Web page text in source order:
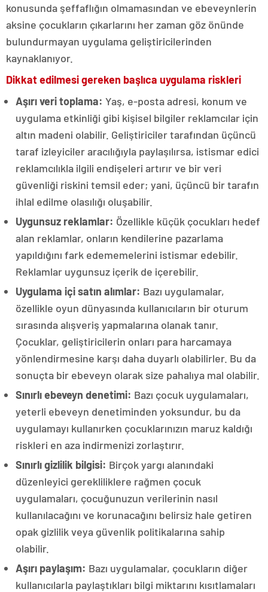
konusunda şeffaflığın olmamasından ve ebeveynlerin
aksine çocukların çıkarlarını her zaman göz önünde
bulundurmayan uygulama geliştiricilerinden
kaynaklanıyor.
Dikkat edilmesi gereken başlıca uygulama riskleri
Aşırı veri toplama: Yaş, e-posta adresi, konum ve
uygulama etkinliği gibi kişisel bilgiler reklamcılar için
altın madeni olabilir. Geliştiriciler tarafından üçüncü
taraf izleyiciler aracılığıyla paylaşılırsa, istismar edici
reklamcılıkla ilgili endişeleri artırır ve bir veri
güvenliği riskini temsil eder; yani, üçüncü bir tarafın
ihlal edilme olasılığı oluşabilir.
Uygunsuz reklamlar: Özellikle küçük çocukları hedef
alan reklamlar, onların kendilerine pazarlama
yapıldığını fark edememelerini istismar edebilir.
Reklamlar uygunsuz içerik de içerebilir.
Uygulama içi satın alımlar: Bazı uygulamalar,
özellikle oyun dünyasında kullanıcıların bir oturum
sırasında alışveriş yapmalarına olanak tanır.
Çocuklar, geliştiricilerin onları para harcamaya
yönlendirmesine karşı daha duyarlı olabilirler. Bu da
sonuçta bir ebeveyn olarak size pahalıya mal olabilir.
Sınırlı ebeveyn denetimi: Bazı çocuk uygulamaları,
yeterli ebeveyn denetiminden yoksundur, bu da
uygulamayı kullanırken çocuklarınızın maruz kaldığı
riskleri en aza indirmenizi zorlaştırır.
Sınırlı gizlilik bilgisi: Birçok yargı alanındaki
düzenleyici gerekliliklere rağmen çocuk
uygulamaları, çocuğunuzun verilerinin nasıl
kullanılacağını ve korunacağını belirsiz hale getiren
opak gizlilik veya güvenlik politikalarına sahip
olabilir.
Aşırı paylaşım: Bazı uygulamalar, çocukların diğer
kullanıcılarla paylaştıkları bilgi miktarını kısıtlamaları